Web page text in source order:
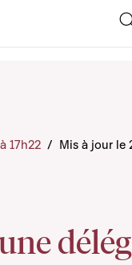
17h22 / Mis à jour le